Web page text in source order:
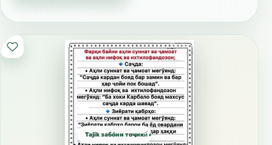
Tajik забо́ни тоҷикӣ́ الطاجيكية